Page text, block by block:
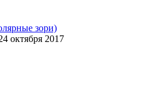
зори)
октября 2017